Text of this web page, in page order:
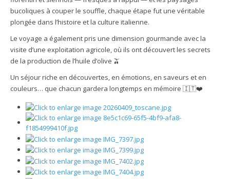
bucoliques à couper le souffle, chaque étape fut une véritable
plongée dans l’histoire et la culture italienne.
Le voyage a également pris une dimension gourmande avec la
visite d’une exploitation agricole, où ils ont découvert les secrets
de la production de l’huile d’olive 🫒
Un séjour riche en découvertes, en émotions, en saveurs et en
couleurs… que chacun gardera longtemps en mémoire 🇮🇹❤️